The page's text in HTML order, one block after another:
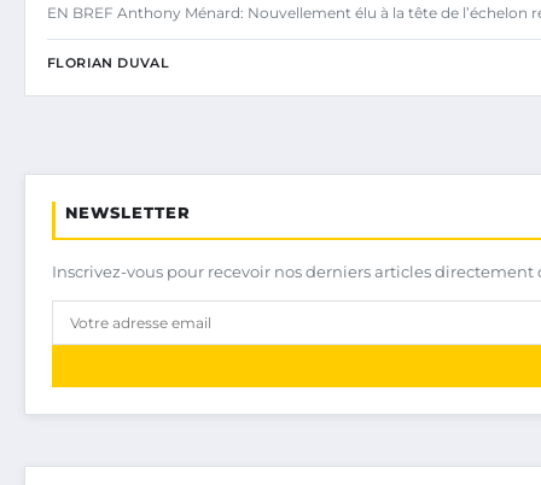
EN BREF Anthony Ménard: Nouvellement élu à la tête de l’échelon
FLORIAN DUVAL
NEWSLETTER
Inscrivez-vous pour recevoir nos derniers articles